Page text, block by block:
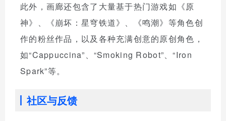
此外，画廊还包含了大量基于热门游戏如《原
神》、《崩坏：星穹铁道》、《鸣潮》等角色创
作的粉丝作品，以及各种充满创意的原创角色，
如“Cappuccina”、“Smoking Robot”、“Iron
Spark”等。
社区与反馈